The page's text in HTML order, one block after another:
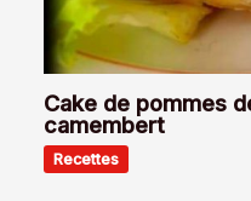
Cake de pommes
camembert
Recettes